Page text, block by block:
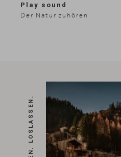
Galerie
Play sound
Der Natur zuhören